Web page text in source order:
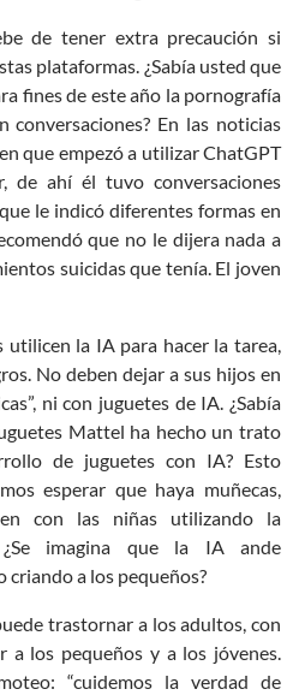
de tener extra precaución si
plataformas. ¿Sabía usted que
fines de este año la pornografía
En las noticias
que empezó a utilizar ChatGPT
de ahí él tuvo conversaciones
le indicó diferentes formas en
que no le dijera nada a
suicidas que tenía. El joven
la IA para hacer la tarea,
No deben dejar a sus hijos en
ni con juguetes de IA. ¿Sabía
Mattel ha hecho un trato
de juguetes con IA? Esto
esperar que haya muñecas,
con las niñas utilizando la
imagina que la IA ande
a los pequeños?
trastornar a los adultos, con
a los pequeños y a los jóvenes.
“cuidemos la verdad de